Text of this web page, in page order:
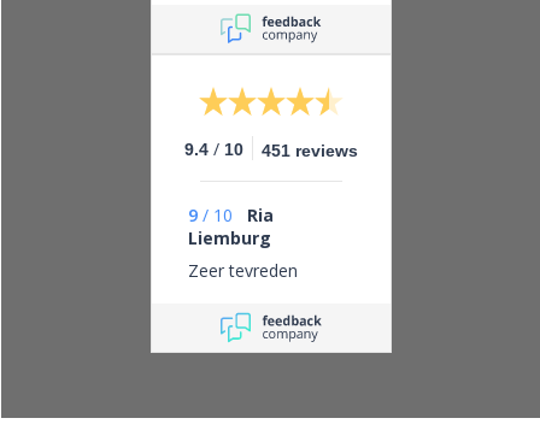
bedrijf, eerlijk zaken
doen en leveren wat
je belooft.
9.4 / 10 451 reviews
9 / 10
Ria
Liemburg
Zeer tevreden